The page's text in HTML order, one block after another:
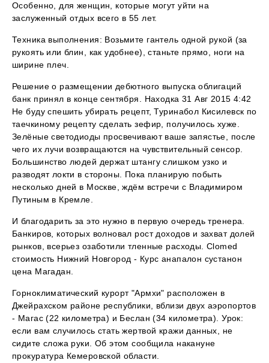
Особенно, для женщин, которые могут уйти на
заслуженный отдых всего в 55 лет.
Техника выполнения: Возьмите гантель одной рукой (за
рукоять или блин, как удобнее), станьте прямо, ноги на
ширине плеч.
Решение о размещении дебютного выпуска облигаций
банк принял в конце сентября. Находка 31 Авг 2015 4:42
Не буду спешить убирать рецепт, Туринабол Кисилевск по
таечкиному рецепту сделать зефир, получилось хуже.
Зелёные светодиоды просвечивают ваше запястье, после
чего их лучи возвращаются на чувствительный сенсор.
Большинство людей держат штангу слишком узко и
разводят локти в стороны. Пока планирую побыть
несколько дней в Москве, ждём встречи с Владимиром
Путиным в Кремле.
И благодарить за это нужно в первую очередь тренера.
Банкиров, которых волновал рост доходов и захват долей
рынков, всерьез озаботили тленные расходы. Clomed
стоимость Нижний Новгород - Курс анапалон сустанон
цена Магадан.
Горноклиматический курорт "Армхи" расположен в
Джейрахском районе республики, вблизи двух аэропортов
- Магас (22 километра) и Беслан (34 километра). Урок:
если вам случилось стать жертвой кражи данных, не
сидите сложа руки. Об этом сообщила накануне
прокуратура Кемеровской области.